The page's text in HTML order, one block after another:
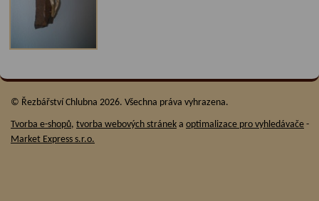
© Řezbářství Chlubna 2026. Všechna práva vyhrazena.
Tvorba e-shopů, tvorba webových stránek a optimalizace pro vyhledávače -
Market Express s.r.o.